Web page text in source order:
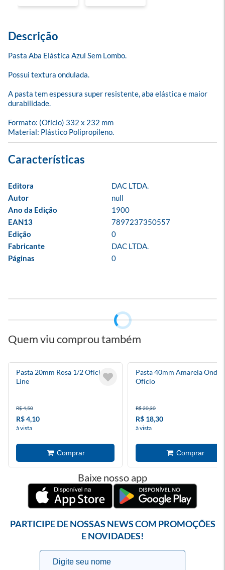
Descrição
Pasta Aba Elástica Azul Sem Lombo.
Possui textura ondulada.
A pasta tem espessura super resistente, aba elástica e maior
durabilidade.
Formato: (Ofício) 332 x 232 mm
Material: Plástico Polipropileno.
Editora
DAC LTDA.
Autor
null
Ano da Edição
1900
EAN13
7897237350557
Edição
0
Fabricante
DAC LTDA.
Páginas
0
Quem viu comprou também
Pasta 20mm Rosa 1/2 Ofício
Line
R$ 4,50
R$ 4,10
à vista
Pasta 40mm Amarela Onda
Ofício
R$ 20,30
R$ 18,30
à vista
Baixe nosso app
PARTICIPE DE NOSSAS NEWS COM PROMOÇÕES
E NOVIDADES!